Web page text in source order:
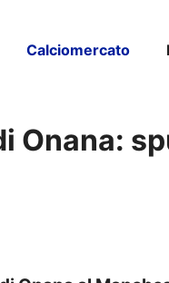
Calciomercato
Onana: